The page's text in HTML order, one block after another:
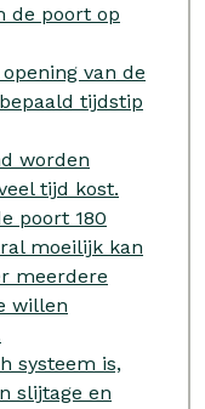
de poort op
van de
tijdstip
worden
tijd kost.
poort 180
moeilijk kan
meerdere
willen
systeem is,
slijtage en